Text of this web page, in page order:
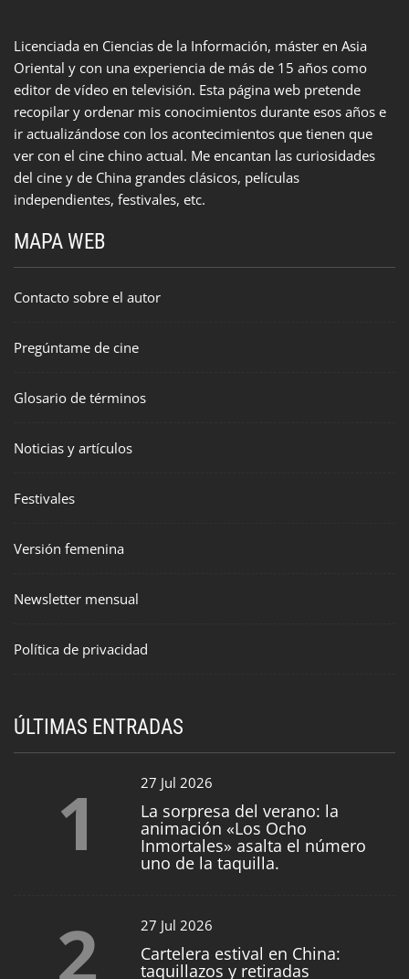
Licenciada en Ciencias de la Información, máster en Asia
Oriental y con una experiencia de más de 15 años como
editor de vídeo en televisión. Esta página web pretende
recopilar y ordenar mis conocimientos durante esos años e
ir actualizándose con los acontecimientos que tienen que
ver con el cine chino actual. Me encantan las curiosidades
del cine y de China grandes clásicos, películas
independientes, festivales, etc.
MAPA WEB
Contacto sobre el autor
Pregúntame de cine
Glosario de términos
Noticias y artículos
Festivales
Versión femenina
Newsletter mensual
Política de privacidad
ÚLTIMAS ENTRADAS
1 27 Jul 2026
La sorpresa del verano: la
animación «Los Ocho
Inmortales» asalta el número
uno de la taquilla.
2 27 Jul 2026
Cartelera estival en China:
taquillazos y retiradas